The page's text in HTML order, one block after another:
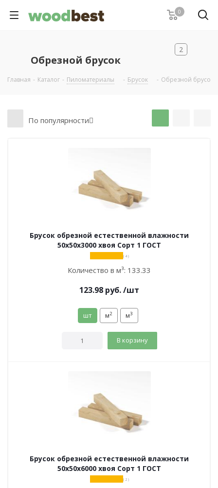
0
Обрезной брусок
2
Главная - Каталог - Пиломатериалы - Брусок - Обрезной брусок
По популярности
Брусок обрезной естественной влажности
50х50х3000 хвоя Сорт 1 ГОСТ
( 4 )
Количество в м³: 133.33
123.98 руб./шт
шт м2 м3
В корзину
Брусок обрезной естественной влажности
50х50х6000 хвоя Сорт 1 ГОСТ
( 2 )